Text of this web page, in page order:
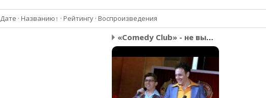
Дате · Названию↑ · Рейтингу · Воспроизведения
«Comedy Club» - не выше...